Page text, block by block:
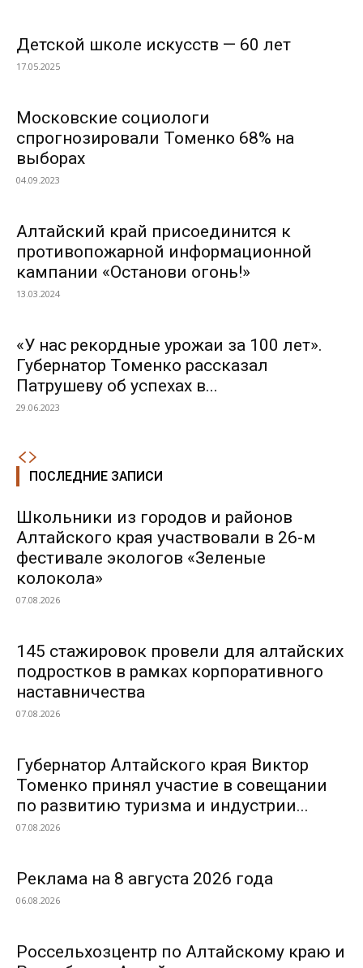
Детской школе искусств — 60 лет
17.05.2025
Московские социологи
спрогнозировали Томенко 68% на
выборах
04.09.2023
Алтайский край присоединится к
противопожарной информационной
кампании «Останови огонь!»
13.03.2024
«У нас рекордные урожаи за 100 лет».
Губернатор Томенко рассказал
Патрушеву об успехах в...
29.06.2023
ПОСЛЕДНИЕ ЗАПИСИ
Школьники из городов и районов
Алтайского края участвовали в 26-м
фестивале экологов «Зеленые
колокола»
07.08.2026
145 стажировок провели для алтайских
подростков в рамках корпоративного
наставничества
07.08.2026
Губернатор Алтайского края Виктор
Томенко принял участие в совещании
по развитию туризма и индустрии...
07.08.2026
Реклама на 8 августа 2026 года
06.08.2026
Россельхозцентр по Алтайскому краю и